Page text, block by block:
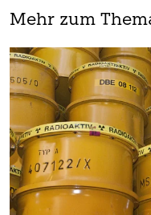
Mehr zum